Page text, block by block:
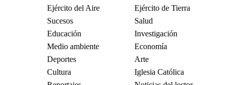
Ejército del Aire
Ejército de Tierra
Sucesos
Salud
Educación
Investigación
Medio ambiente
Economía
Deportes
Arte
Cultura
Iglesia Católica